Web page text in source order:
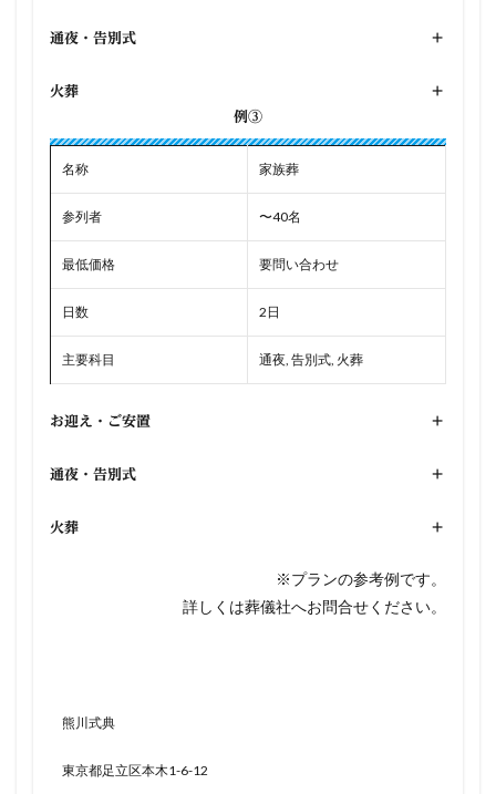
通夜・告別式 +
火葬
+
例③
名称 家族葬
参列者 〜40名
最低価格 要問い合わせ
日数 2日
主要科目 通夜, 告別式, 火葬
お迎え・ご安置 +
通夜・告別式 +
火葬 +
※プランの参考例です。
詳しくは葬儀社へお問合せください。
熊川式典
東京都足立区本木1-6-12